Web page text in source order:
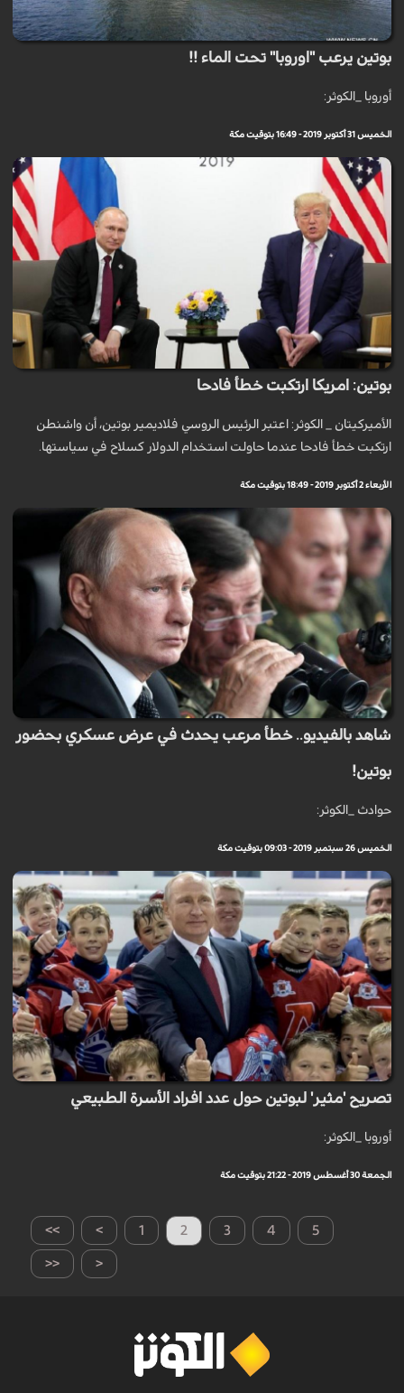
بوتين يرعب "اوروبا" تحت الماء !!
أوروبا _الكوثر:
الخميس 31 أكتوبر 2019 - 16:49 بتوقيت مكة
بوتين: امريكا ارتكبت خطأ فادحا
الأميركيتان _ الكوثر: اعتبر الرئيس الروسي فلاديمير بوتين، أن واشنطن
ارتكبت خطأ فادحا عندما حاولت استخدام الدولار كسلاح في سياستها.
الأربعاء 2 أكتوبر 2019 - 18:49 بتوقيت مكة
شاهد بالفيديو.. خطأ مرعب يحدث في عرض عسكري بحضور
بوتين!
حوادث _الكوثر:
الخميس 26 سبتمبر 2019 - 09:03 بتوقيت مكة
تصريح 'مثير' لبوتين حول عدد افراد الأسرة الطبيعي
أوروبا _الكوثر:
الجمعة 30 أغسطس 2019 - 21:22 بتوقيت مكة
>> > 1 2 3 4 5
<
<<